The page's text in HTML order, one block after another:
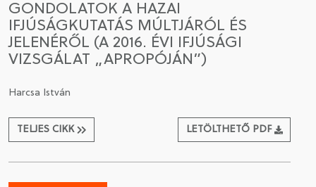
GONDOLATOK A HAZAI
IFJÚSÁGKUTATÁS MÚLTJÁRÓL ÉS
JELENÉRŐL (A 2016. ÉVI IFJÚSÁGI
VIZSGÁLAT „APROPÓJÁN”)
Harcsa István
TELJES CIKK LETÖLTHETŐ PDF